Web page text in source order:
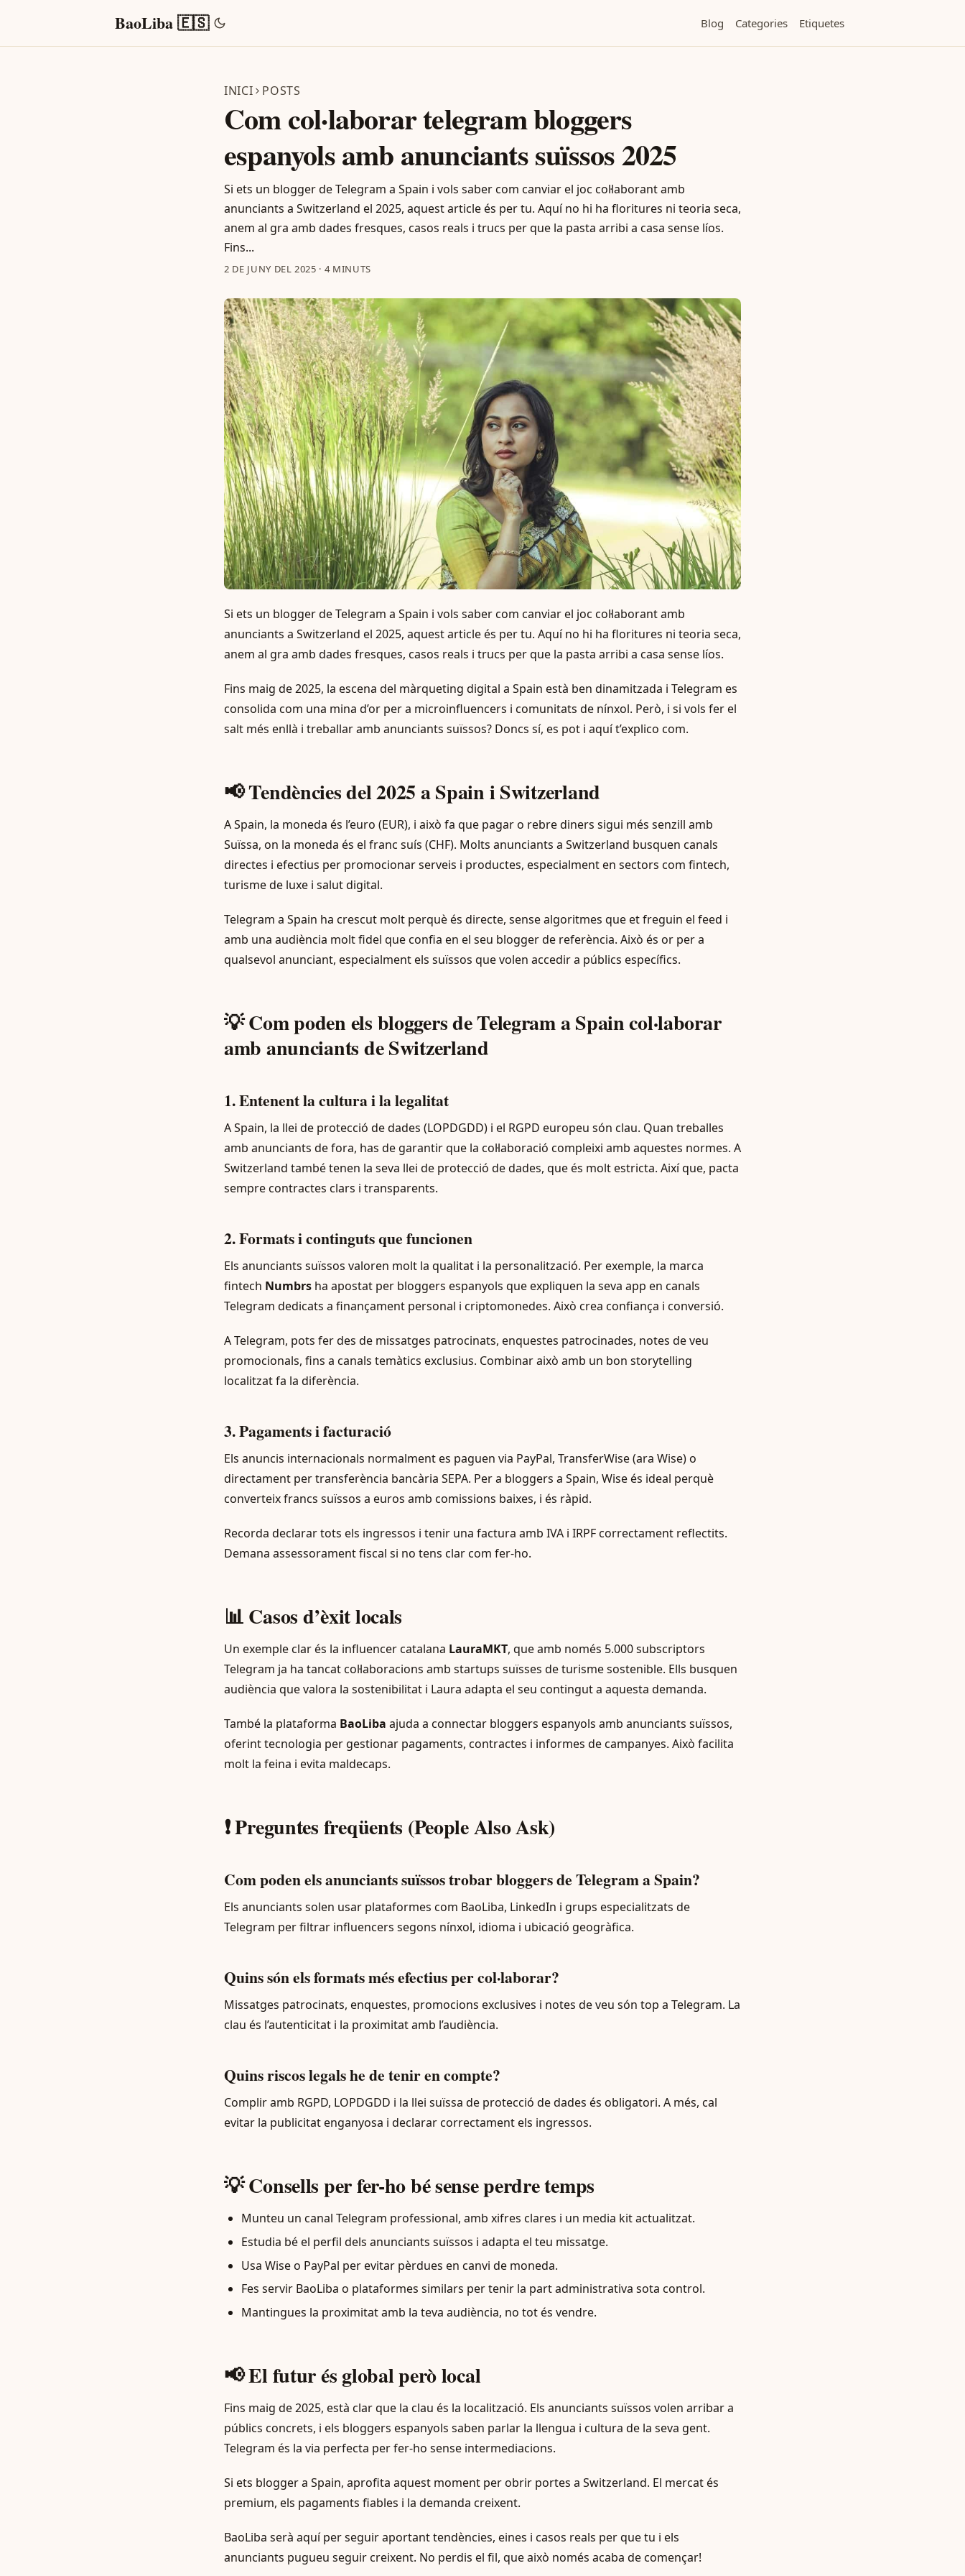
BaoLiba 🇪🇸 Blog Categories Etiquetes
INICI POSTS
Com col·laborar telegram bloggers
espanyols amb anunciants suïssos 2025
Si ets un blogger de Telegram a Spain i vols saber com canviar el joc col·laborant amb
anunciants a Switzerland el 2025, aquest article és per tu. Aquí no hi ha floritures ni teoria seca,
anem al gra amb dades fresques, casos reals i trucs per que la pasta arribi a casa sense líos.
Fins...
2 DE JUNY DEL 2025 · 4 MINUTS
Si ets un blogger de Telegram a Spain i vols saber com canviar el joc col·laborant amb
anunciants a Switzerland el 2025, aquest article és per tu. Aquí no hi ha floritures ni teoria seca,
anem al gra amb dades fresques, casos reals i trucs per que la pasta arribi a casa sense líos.
Fins maig de 2025, la escena del màrqueting digital a Spain està ben dinamitzada i Telegram es
consolida com una mina d’or per a microinfluencers i comunitats de nínxol. Però, i si vols fer el
salt més enllà i treballar amb anunciants suïssos? Doncs sí, es pot i aquí t’explico com.
📢 Tendències del 2025 a Spain i Switzerland
A Spain, la moneda és l’euro (EUR), i això fa que pagar o rebre diners sigui més senzill amb
Suïssa, on la moneda és el franc suís (CHF). Molts anunciants a Switzerland busquen canals
directes i efectius per promocionar serveis i productes, especialment en sectors com fintech,
turisme de luxe i salut digital.
Telegram a Spain ha crescut molt perquè és directe, sense algoritmes que et freguin el feed i
amb una audiència molt fidel que confia en el seu blogger de referència. Això és or per a
qualsevol anunciant, especialment els suïssos que volen accedir a públics específics.
💡 Com poden els bloggers de Telegram a Spain col·laborar
amb anunciants de Switzerland
1. Entenent la cultura i la legalitat
A Spain, la llei de protecció de dades (LOPDGDD) i el RGPD europeu són clau. Quan treballes
amb anunciants de fora, has de garantir que la col·laboració compleixi amb aquestes normes. A
Switzerland també tenen la seva llei de protecció de dades, que és molt estricta. Així que, pacta
sempre contractes clars i transparents.
2. Formats i continguts que funcionen
Els anunciants suïssos valoren molt la qualitat i la personalització. Per exemple, la marca
fintech Numbrs ha apostat per bloggers espanyols que expliquen la seva app en canals
Telegram dedicats a finançament personal i criptomonedes. Això crea confiança i conversió.
A Telegram, pots fer des de missatges patrocinats, enquestes patrocinades, notes de veu
promocionals, fins a canals temàtics exclusius. Combinar això amb un bon storytelling
localitzat fa la diferència.
3. Pagaments i facturació
Els anuncis internacionals normalment es paguen via PayPal, TransferWise (ara Wise) o
directament per transferència bancària SEPA. Per a bloggers a Spain, Wise és ideal perquè
converteix francs suïssos a euros amb comissions baixes, i és ràpid.
Recorda declarar tots els ingressos i tenir una factura amb IVA i IRPF correctament reflectits.
Demana assessorament fiscal si no tens clar com fer-ho.
📊 Casos d’èxit locals
Un exemple clar és la influencer catalana LauraMKT, que amb només 5.000 subscriptors
Telegram ja ha tancat col·laboracions amb startups suïsses de turisme sostenible. Ells busquen
audiència que valora la sostenibilitat i Laura adapta el seu contingut a aquesta demanda.
També la plataforma BaoLiba ajuda a connectar bloggers espanyols amb anunciants suïssos,
oferint tecnologia per gestionar pagaments, contractes i informes de campanyes. Això facilita
molt la feina i evita maldecaps.
❗ Preguntes freqüents (People Also Ask)
Com poden els anunciants suïssos trobar bloggers de Telegram a Spain?
Els anunciants solen usar plataformes com BaoLiba, LinkedIn i grups especialitzats de
Telegram per filtrar influencers segons nínxol, idioma i ubicació geogràfica.
Quins són els formats més efectius per col·laborar?
Missatges patrocinats, enquestes, promocions exclusives i notes de veu són top a Telegram. La
clau és l’autenticitat i la proximitat amb l’audiència.
Quins riscos legals he de tenir en compte?
Complir amb RGPD, LOPDGDD i la llei suïssa de protecció de dades és obligatori. A més, cal
evitar la publicitat enganyosa i declarar correctament els ingressos.
💡 Consells per fer-ho bé sense perdre temps
Munteu un canal Telegram professional, amb xifres clares i un media kit actualitzat.
Estudia bé el perfil dels anunciants suïssos i adapta el teu missatge.
Usa Wise o PayPal per evitar pèrdues en canvi de moneda.
Fes servir BaoLiba o plataformes similars per tenir la part administrativa sota control.
Mantingues la proximitat amb la teva audiència, no tot és vendre.
📢 El futur és global però local
Fins maig de 2025, està clar que la clau és la localització. Els anunciants suïssos volen arribar a
públics concrets, i els bloggers espanyols saben parlar la llengua i cultura de la seva gent.
Telegram és la via perfecta per fer-ho sense intermediacions.
Si ets blogger a Spain, aprofita aquest moment per obrir portes a Switzerland. El mercat és
premium, els pagaments fiables i la demanda creixent.
BaoLiba serà aquí per seguir aportant tendències, eines i casos reals per que tu i els
anunciants pugueu seguir creixent. No perdis el fil, que això només acaba de començar!